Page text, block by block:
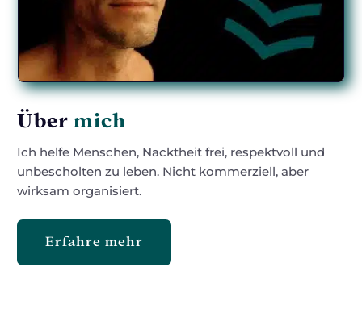
Übermich
Ich helfe Menschen, Nacktheit frei, respektvoll und
unbescholten zu leben. Nicht kommerziell, aber
wirksam organisiert.
Erfahre mehr